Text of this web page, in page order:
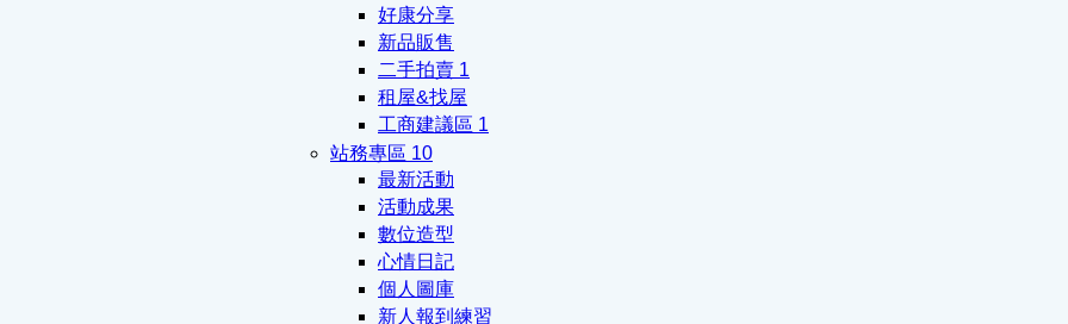
好康分享
新品販售
二手拍賣 1
租屋&找屋
工商建議區 1
站務專區 10
最新活動
活動成果
數位造型
心情日記
個人圖庫
新人報到練習